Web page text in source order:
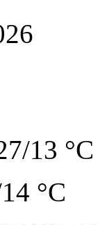
13 °C
°C